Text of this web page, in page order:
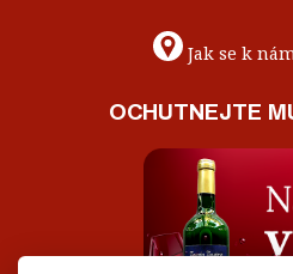
Jak se k
OCHUTNEJTE